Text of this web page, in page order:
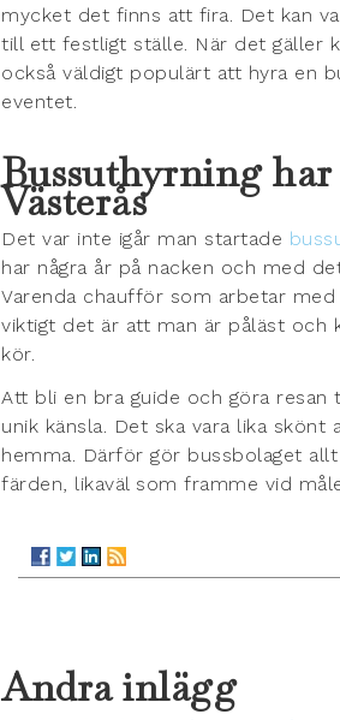
mycket det finns att fira. Det kan
till ett festligt ställe. När det gäller
också väldigt populärt att hyra en
eventet.
Bussuthyrning har
Västerås
Det var inte igår man startade
har några år på nacken och med
Varenda chaufför som arbetar
viktigt det är att man är påläst och
kör.
Att bli en bra guide och göra resan
unik känsla. Det ska vara lika
hemma. Därför gör bussbolaget
färden, likaväl som framme vid
Andra inlägg